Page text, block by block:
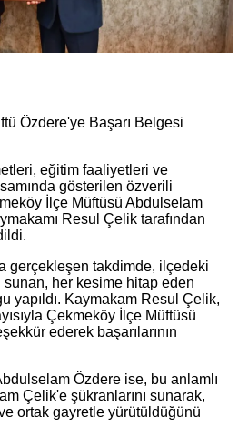
Özdere'ye Başarı Belgesi
eğitim faaliyetleri ve
gösterilen özverili
İlçe Müftüsü Abdulselam
Resul Çelik tarafından
gerçekleşen takdimde, ilçedeki
sunan, her kesime hitap eden
yapıldı. Kaymakam Resul Çelik,
Çekmeköy İlçe Müftüsü
ederek başarılarının
Özdere ise, bu anlamlı
Çelik'e şükranlarını sunarak,
ortak gayretle yürütüldüğünü